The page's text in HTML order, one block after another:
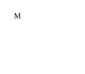
M